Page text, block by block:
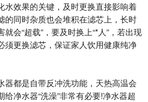
水效果的关键，及时更换直接影响着
的同时杂质也会堆积在滤芯上，长时
会“超载”，要及时换上“*人”，若出现
须更换滤芯，保证家人饮用健康纯净
器都是自带反冲洗功能，天热高温会
净水器“洗澡”非常有必要!净水器超